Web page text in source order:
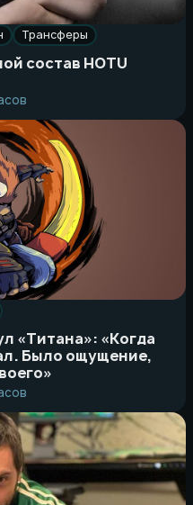
Трансферы
состав HOTU
«Титана»: «Когда
Было ощущение,